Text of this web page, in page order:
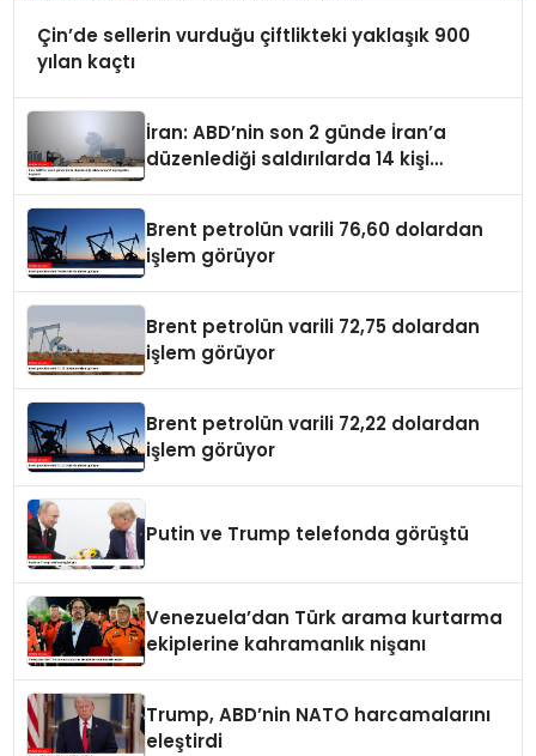
Çin’de sellerin vurduğu çiftlikteki yaklaşık 900
yılan kaçtı
İran: ABD’nin son 2 günde İran’a
düzenlediği saldırılarda 14 kişi
Brent petrolün varili 76,60 dolardan
işlem görüyor
Brent petrolün varili 72,75 dolardan
işlem görüyor
Brent petrolün varili 72,22 dolardan
işlem görüyor
Putin ve Trump telefonda görüştü
Venezuela’dan Türk arama kurtarma
ekiplerine kahramanlık nişanı
Trump, ABD’nin NATO harcamalarını
eleştirdi